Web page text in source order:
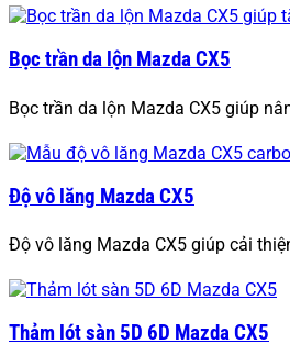
Bọc trần da lộn Mazda CX5
Bọc trần da lộn Mazda CX5 giúp
Độ vô lăng Mazda CX5
Độ vô lăng Mazda CX5 giúp cải
Thảm lót sàn 5D 6D Mazda CX5